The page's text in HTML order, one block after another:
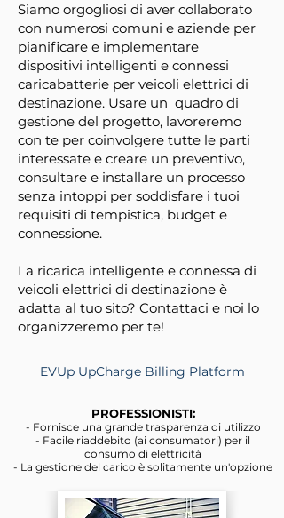
Siamo orgogliosi di aver collaborato
con numerosi comuni e aziende per
pianificare e implementare
dispositivi intelligenti e connessi
caricabatterie per veicoli elettrici di
destinazione. Usare un quadro di
gestione del progetto, lavoreremo
con te per coinvolgere tutte le parti
interessate e creare un preventivo,
consultare e installare un processo
senza intoppi per soddisfare i tuoi
requisiti di tempistica, budget e
connessione.
La ricarica intelligente e connessa di
veicoli elettrici di destinazione è
adatta al tuo sito? Contattaci e noi lo
organizzeremo per te!
EVUp UpCharge Billing Platform
PROFESSIONISTI:
- Fornisce una grande trasparenza di utilizzo
- Facile riaddebito (ai consumatori) per il
consumo di elettricità
- La gestione del carico è solitamente un'opzione